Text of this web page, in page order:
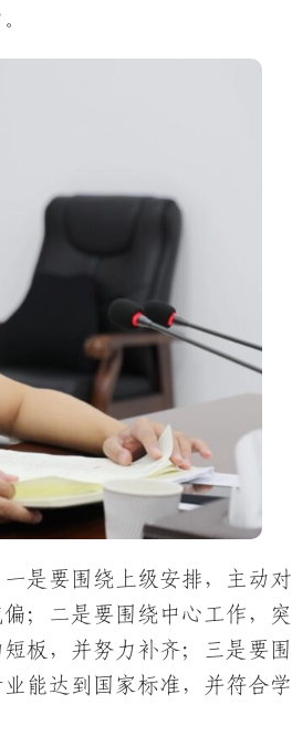
是要围绕上级安排，主动对
；二是要围绕中心工作，突
板，并努力补齐；三是要围
能达到国家标准，并符合学